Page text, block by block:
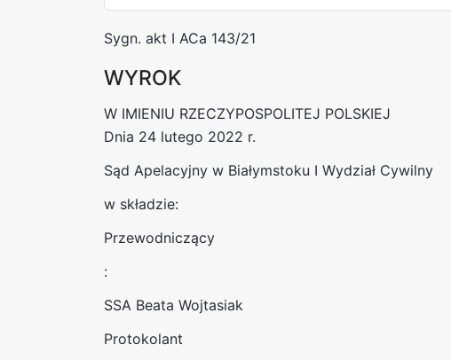
Sygn. akt I ACa 143/21
WYROK
W IMIENIU RZECZYPOSPOLITEJ POLSKIEJ
Dnia 24 lutego 2022 r.
Sąd Apelacyjny w Białymstoku I Wydział Cywilny
w składzie:
Przewodniczący
:
SSA Beata Wojtasiak
Protokolant